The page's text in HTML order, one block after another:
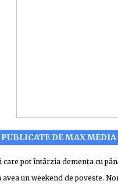
DE MAX MEDIA
pot întârzia demența cu
avea un weekend de poveste.